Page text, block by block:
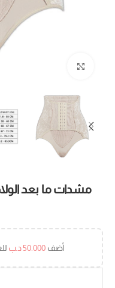
مشدات ما بعد
أضف 50.000د.ب